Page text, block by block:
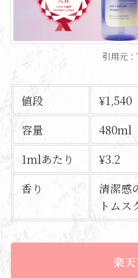
引用元：
値段
¥1,540
容量
480ml
1mlあたり
¥3.2
香り
清潔感
トムス
楽